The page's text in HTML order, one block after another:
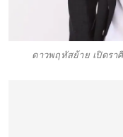
ดาวพฤหัสย้าย เปิดรา